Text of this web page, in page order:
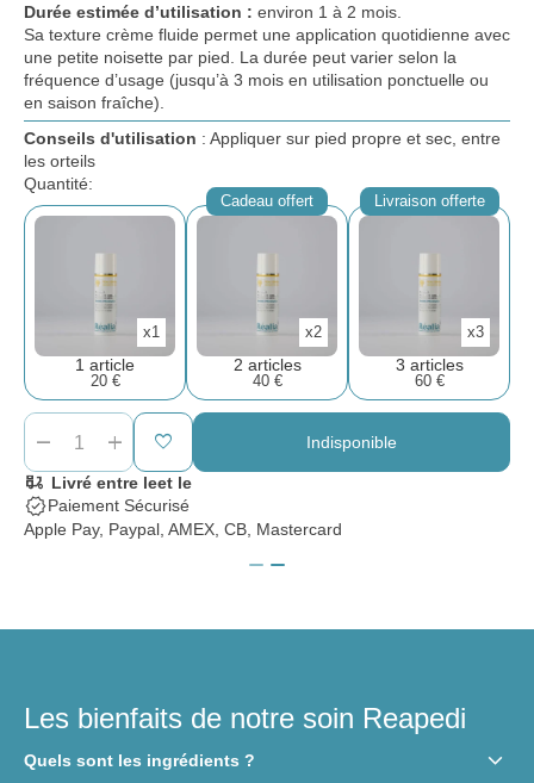
Durée estimée d’utilisation : environ 1 à 2 mois.
Sa texture crème fluide permet une application quotidienne avec
une petite noisette par pied. La durée peut varier selon la
fréquence d’usage (jusqu’à 3 mois en utilisation ponctuelle ou
en saison fraîche).
Conseils d'utilisation : Appliquer sur pied propre et sec, entre
les orteils
Quantité:
x1
1 article
20 €
Cadeau offert
x2
2 articles
40 €
Livraison offerte
x3
3 articles
60 €
remove add favorite Indisponible
moped_package Livré entre leet le
verifiedPaiement Sécurisé
Apple Pay, Paypal, AMEX, CB, Mastercard
Les bienfaits de notre soin Reapedi
Quels sont les ingrédients ? keyboard_arrow_down